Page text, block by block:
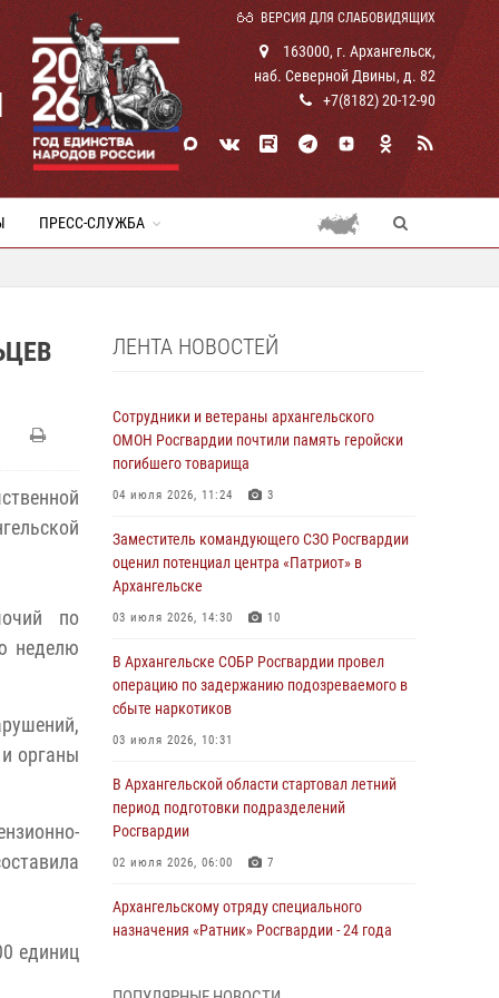
ВЕРСИЯ ДЛЯ СЛАБОВИДЯЩИХ
163000, г. Архангельск,
наб. Северной Двины, д. 82
+7(8182) 20-12-90
ПРЕСС-СЛУЖБА
по
неделю
органы
единиц
ЛЕНТА НОВОСТЕЙ
Сотрудники и ветераны архангельского
ОМОН Росгвардии почтили память геройски
погибшего товарища
04 июля 2026, 11:24 3
Заместитель командующего СЗО Росгвардии
оценил потенциал центра «Патриот» в
Архангельске
03 июля 2026, 14:30 10
В Архангельске СОБР Росгвардии провел
операцию по задержанию подозреваемого в
сбыте наркотиков
03 июля 2026, 10:31
В Архангельской области стартовал летний
период подготовки подразделений
Росгвардии
02 июля 2026, 06:00 7
Архангельскому отряду специального
назначения «Ратник» Росгвардии - 24 года